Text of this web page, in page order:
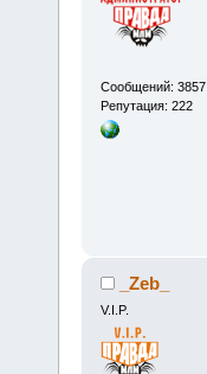
Сообщений: 3857
Репутация: 222
_Zeb_
V.I.P.